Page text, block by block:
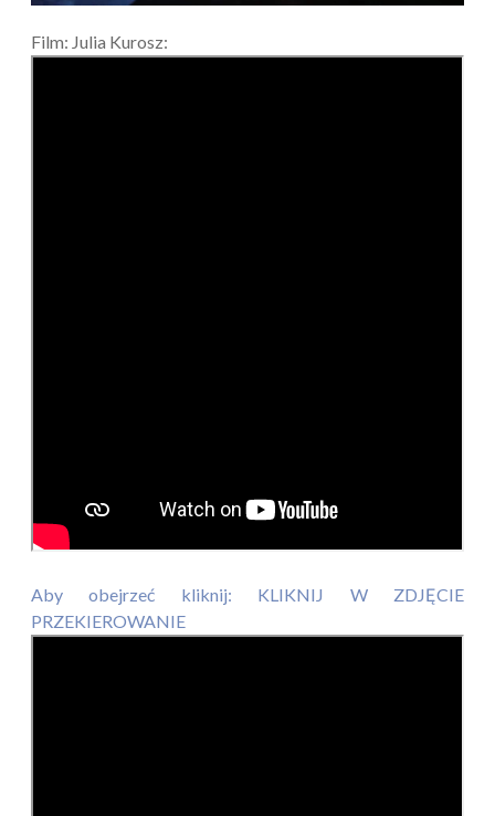
Film: Julia Kurosz:
Aby obejrzeć kliknij: KLIKNIJ W ZDJĘCIE
PRZEKIEROWANIE